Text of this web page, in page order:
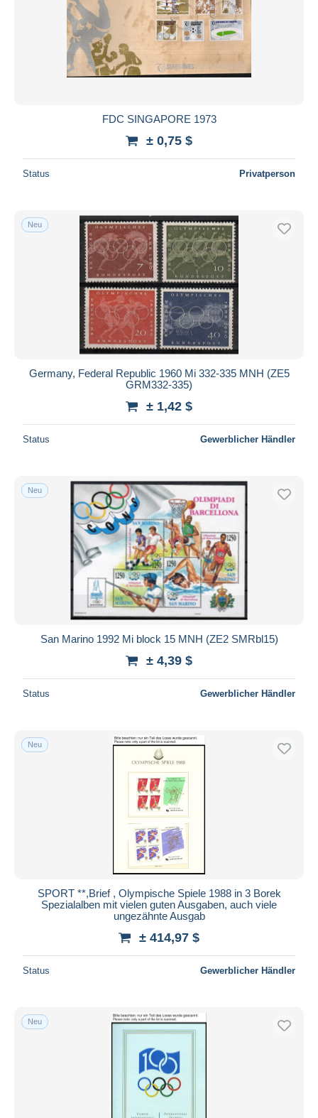
FDC SINGAPORE 1973
± 0,75 $
Status Privatperson
Neu
Germany, Federal Republic 1960 Mi 332-335 MNH (ZE5
GRM332-335)
± 1,42 $
Status Gewerblicher Händler
Neu
San Marino 1992 Mi block 15 MNH (ZE2 SMRbl15)
± 4,39 $
Status Gewerblicher Händler
Neu
SPORT **,Brief , Olympische Spiele 1988 in 3 Borek
Spezialalben mit vielen guten Ausgaben, auch viele
ungezähnte Ausgab
± 414,97 $
Status Gewerblicher Händler
Neu